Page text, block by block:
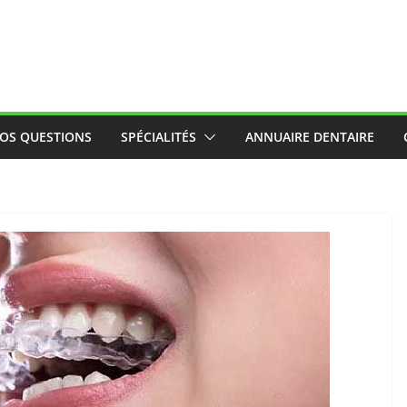
QUESTIONS SPÉCIALITÉS ANNUAIRE DENTAIRE